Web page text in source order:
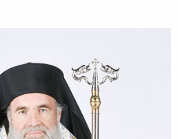
Sfântul Ierarh Emilian,
lui Hristos, a trăit
lui Leon Armeanul,
și fiind el episcop
de...